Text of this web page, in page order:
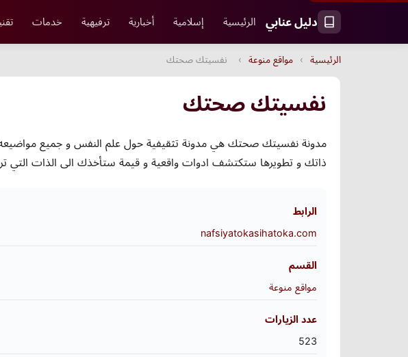
دليل عنابي الرئيسية إسلامية أخبارية ترفيهية خدمات
الرئيسية › مواقع منوعة › نفسيتك صحتك
نفسيتك صحتك
مدونة نفسيتك صحتك هي مدونة تثقيفية حول علم النفس و جميع
ذاتك و تطويرها ستكتشف ادوات واقعية و قيمة ستأخذك الى الذات التي
الرابط
nafsiyatokasihatoka.com
القسم
مواقع منوعة
عدد الزيارات
523